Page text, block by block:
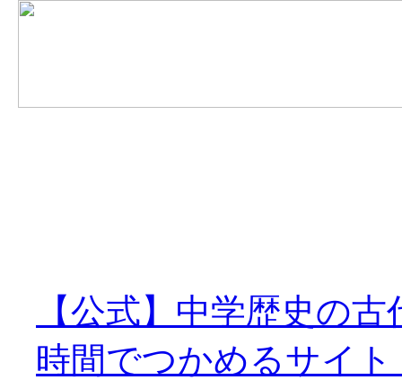
【公式】中学歴史の
時間でつかめるサイ